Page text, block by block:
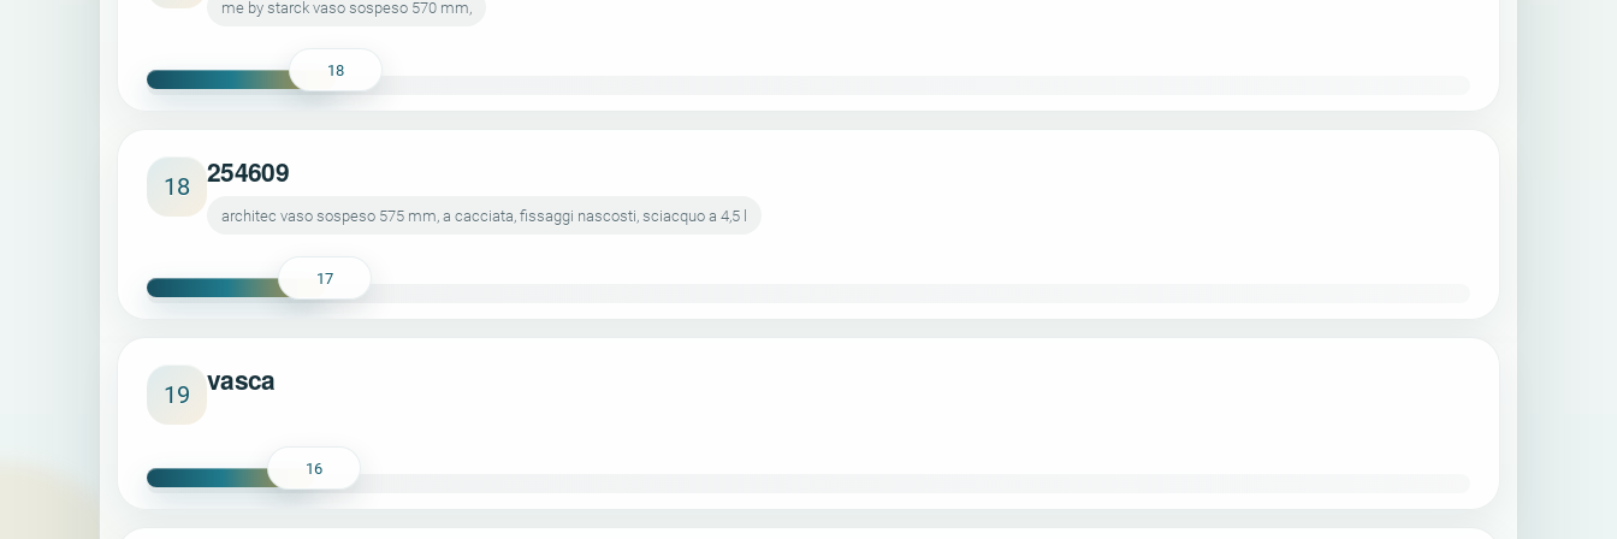
me by starck vaso sospeso 570 mm,
18
18 254609
architec vaso sospeso 575 mm, a cacciata, fissaggi nascosti, sciacquo a 4,5 l
17
19 vasca
16